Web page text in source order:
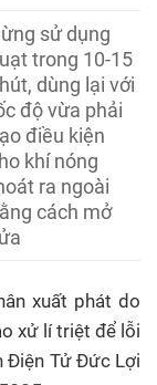
sử dụng
trong 10-15
dùng lại với
độ vừa phải
điều kiện
khí nóng
ra ngoài
cách mở
xuất phát do
xử lí triệt để lỗi
Điện Tử Đức Lợi